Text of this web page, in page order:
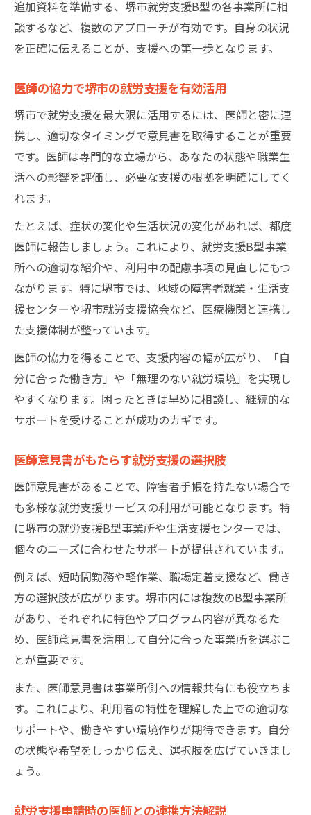
追加資料を準備する、堺市就労支援B型の各事業所に相
談するなど、複数のアプローチが有効です。自身の状況
を正確に伝えることが、支援への第一歩となります。
医師の協力で堺市の就労支援を有効活用
堺市で就労支援を最大限に活用するには、医師と密に連
携し、適切なタイミングで意見書を取得することが重要
です。医師は専門的な立場から、あなたの状態や職業生
活への影響を評価し、必要な支援の根拠を明確にしてく
れます。
たとえば、症状の変化や生活状況の変化があれば、都度
医師に報告しましょう。これにより、就労支援B型事業
所への適切な紹介や、利用中の配慮事項の見直しにもつ
ながります。特に堺市では、地域の障害者就業・生活支
援センターや堺市就労支援協会など、医療機関と連携し
た支援体制が整っています。
医師の協力を得ることで、支援内容の幅が広がり、「自
分に合った働き方」や「無理のない就労環境」を実現し
やすくなります。困ったときは早めに相談し、継続的な
サポートを受けることが成功のカギです。
医師意見書がもたらす就労支援の選択肢
医師意見書があることで、障害者手帳を持たない場合で
も多様な就労支援サービスの利用が可能となります。特
に堺市の就労支援B型事業所や生活支援センターでは、
個々のニーズに合わせたサポートが提供されています。
例えば、短時間勤務や軽作業、職場定着支援など、働き
方の選択肢が広がります。堺市内には複数のB型事業所
があり、それぞれに特色やプログラム内容が異なるた
め、医師意見書を活用して自分に合った事業所を選ぶこ
とが重要です。
また、医師意見書は事業所側への情報共有にも役立ちま
す。これにより、利用者の特性を理解した上での適切な
サポートや、働きやすい環境作りが期待できます。自分
の状態や希望をしっかり伝え、選択肢を広げていきまし
ょう。
就労支援申請時の医師との連携方法解説